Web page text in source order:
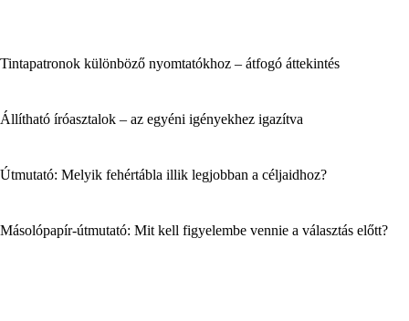
Tintapatronok különböző nyomtatókhoz – átfogó áttekintés
Állítható íróasztalok – az egyéni igényekhez igazítva
Útmutató: Melyik fehértábla illik legjobban a céljaidhoz?
Másolópapír-útmutató: Mit kell figyelembe vennie a választás előtt?